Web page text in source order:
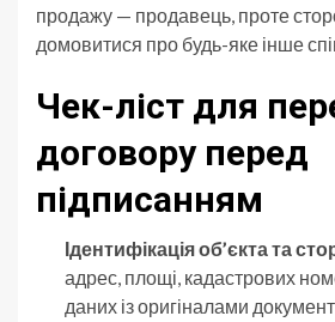
продажу — продавець, проте
домовитися про будь-яке інше
Чек-ліст для
договору перед
підписанням
Ідентифікація об’єкта та
адрес, площі, кадастрових
даних із оригіналами